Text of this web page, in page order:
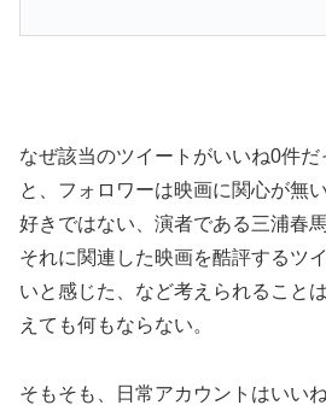
なぜ該当のツイートがいいね0件
と、フォロワーは映画に関心が無
好きではない、演者である三浦春
それに関連した映画を酷評するツ
いと感じた、など考えられること
えても何もならない。
そもそも、日常アカウントはいい